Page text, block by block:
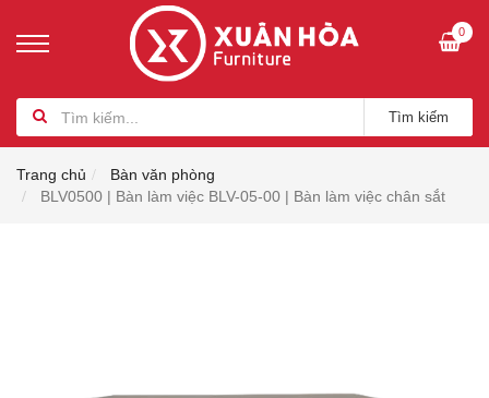
0
Tìm kiếm
Trang chủ
Bàn văn phòng
BLV0500 | Bàn làm việc BLV-05-00 | Bàn làm việc chân sắt